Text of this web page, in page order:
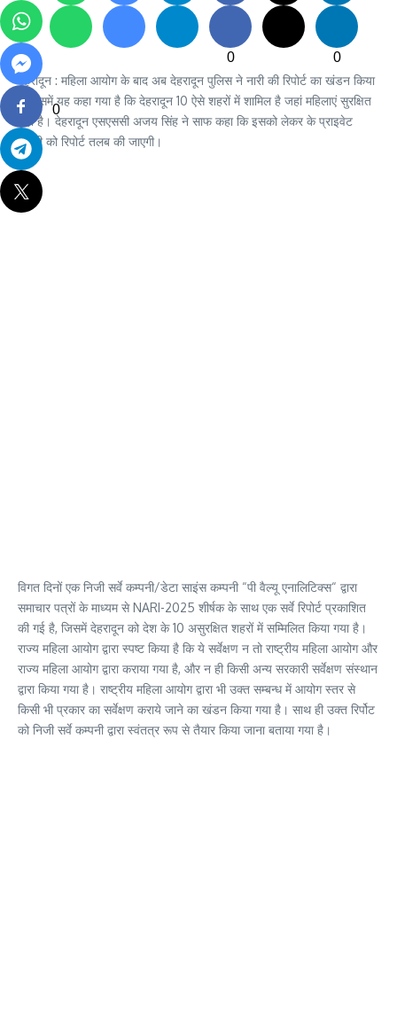
0
0
0
देहरादून : महिला आयोग के बाद अब देहरादून पुलिस ने नारी की रिपोर्ट का खंडन किया
है जिसमें यह कहा गया है कि देहरादून 10 ऐसे शहरों में शामिल है जहां महिलाएं सुरक्षित
नहीं है। देहरादून एसएससी अजय सिंह ने साफ कहा कि इसको लेकर के प्राइवेट
कंपनी को रिपोर्ट तलब की जाएगी।
विगत दिनों एक निजी सर्वे कम्पनी/डेटा साइंस कम्पनी “पी वैल्यू एनालिटिक्स“ द्वारा
समाचार पत्रों के माध्यम से NARI-2025 शीर्षक के साथ एक सर्वे रिपोर्ट प्रकाशित
की गई है, जिसमें देहरादून को देश के 10 असुरक्षित शहरों में सम्मिलित किया गया है।
राज्य महिला आयोग द्वारा स्पष्ट किया है कि ये सर्वेक्षण न तो राष्ट्रीय महिला आयोग और
राज्य महिला आयोग द्वारा कराया गया है, और न ही किसी अन्य सरकारी सर्वेक्षण संस्थान
द्वारा किया गया है। राष्ट्रीय महिला आयोग द्वारा भी उक्त सम्बन्ध में आयोग स्तर से
किसी भी प्रकार का सर्वेक्षण कराये जाने का खंडन किया गया है। साथ ही उक्त रिर्पोट
को निजी सर्वे कम्पनी द्वारा स्वंतत्र रूप से तैयार किया जाना बताया गया है।